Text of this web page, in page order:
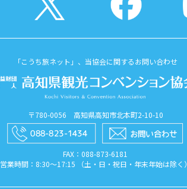
「こうち旅ネット」、当協会に関するお問い合わせ
〒780-0056 高知県高知市北本町2-10-10
FAX：088​-873​-6181
営業時間：8:30〜17:15 （土・日・祝日・年末年始は除く）